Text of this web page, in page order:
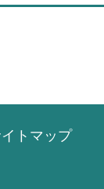
トマップ